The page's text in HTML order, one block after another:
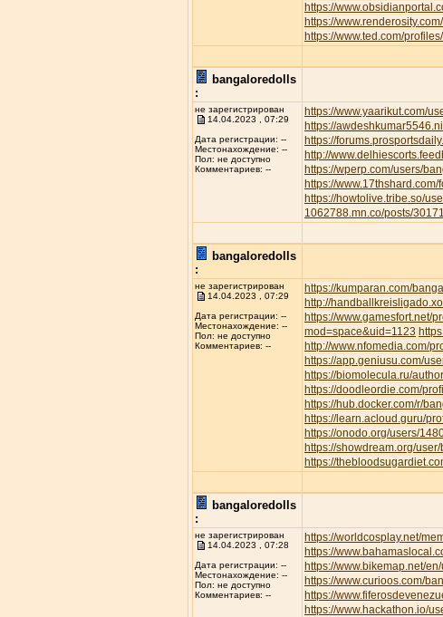
https://
https://
https://www.ted.com/
bangaloredolls
:
не зарегистрирован
14.04.2023 , 07:29
Дата регистрации: --
Местонахождение: --
Пол: не доступно
Комментариев: --
https://www.yaarikut.com/
https://
https://
http://
https://wperp.com/users/
https://
https://howtolive.tribe.so/
1062788.mn.co/posts/
bangaloredolls
:
не зарегистрирован
14.04.2023 , 07:29
Дата регистрации: --
Местонахождение: --
Пол: не доступно
Комментариев: --
https://kumparan.com/
http://
https://www.gamesfort.net/
mod=space&uid=1123
http://www.nfomedia.com/
https://app.geniusu.com/
https://biomolecula.ru/
https://doodleordie.com/
https://hub.docker.com/r/
https://learn.acloud.guru/
https://onodo.org/users/
https://showdream.org/
https://
bangaloredolls
:
не зарегистрирован
14.04.2023 , 07:28
Дата регистрации: --
Местонахождение: --
Пол: не доступно
Комментариев: --
https://worldcosplay.net/
https://
https://www.bikemap.net/
https://www.curioos.com/
https://
https://www.hackathon.io/